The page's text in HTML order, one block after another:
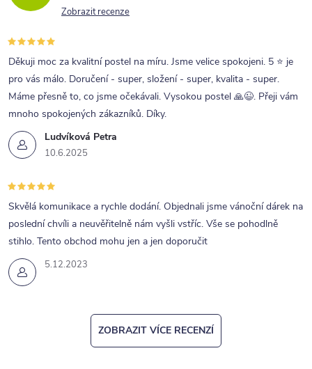
Zobrazit recenze
Ludvíková Petra
10.6.2025
Děkuji moc za kvalitní postel na míru. Jsme velice spokojeni. 5 ⭐ je
pro vás málo. Doručení - super, složení - super, kvalita - super.
Máme přesně to, co jsme očekávali. Vysokou postel 🙏😉. Přeji vám
mnoho spokojených zákazníků. Díky.
5.12.2023
Skvělá komunikace a rychle dodání. Objednali jsme vánoční dárek na
poslední chvíli a neuvěřitelně nám vyšli vstříc. Vše se pohodlně
stihlo. Tento obchod mohu jen a jen doporučit
ZOBRAZIT VÍCE RECENZÍ